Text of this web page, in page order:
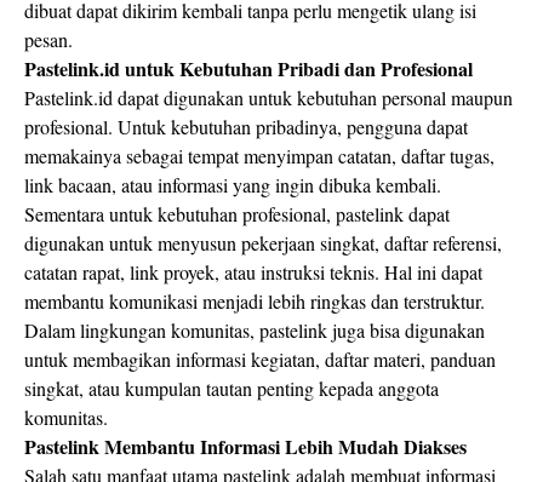
dibuat dapat dikirim kembali tanpa perlu mengetik ulang isi
pesan.
Pastelink.id untuk Kebutuhan Pribadi dan Profesional
Pastelink.id dapat digunakan untuk kebutuhan personal maupun
profesional. Untuk kebutuhan pribadinya, pengguna dapat
memakainya sebagai tempat menyimpan catatan, daftar tugas,
link bacaan, atau informasi yang ingin dibuka kembali.
Sementara untuk kebutuhan profesional, pastelink dapat
digunakan untuk menyusun pekerjaan singkat, daftar referensi,
catatan rapat, link proyek, atau instruksi teknis. Hal ini dapat
membantu komunikasi menjadi lebih ringkas dan terstruktur.
Dalam lingkungan komunitas, pastelink juga bisa digunakan
untuk membagikan informasi kegiatan, daftar materi, panduan
singkat, atau kumpulan tautan penting kepada anggota
komunitas.
Pastelink Membantu Informasi Lebih Mudah Diakses
Salah satu manfaat utama pastelink adalah membuat informasi